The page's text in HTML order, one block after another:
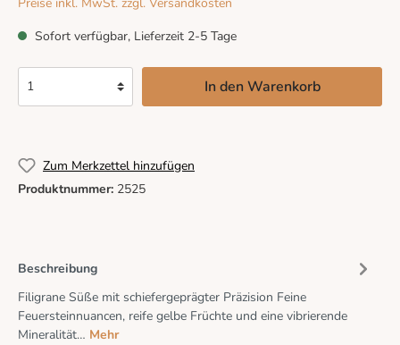
Sofort verfügbar, Lieferzeit 2-5 Tage
In den Warenkorb
Zum Merkzettel hinzufügen
Produktnummer: 2525
Beschreibung
Filigrane Süße mit schiefergeprägter Präzision Feine
Feuersteinnuancen, reife gelbe Früchte und eine vibrierende
Mineralität… Mehr